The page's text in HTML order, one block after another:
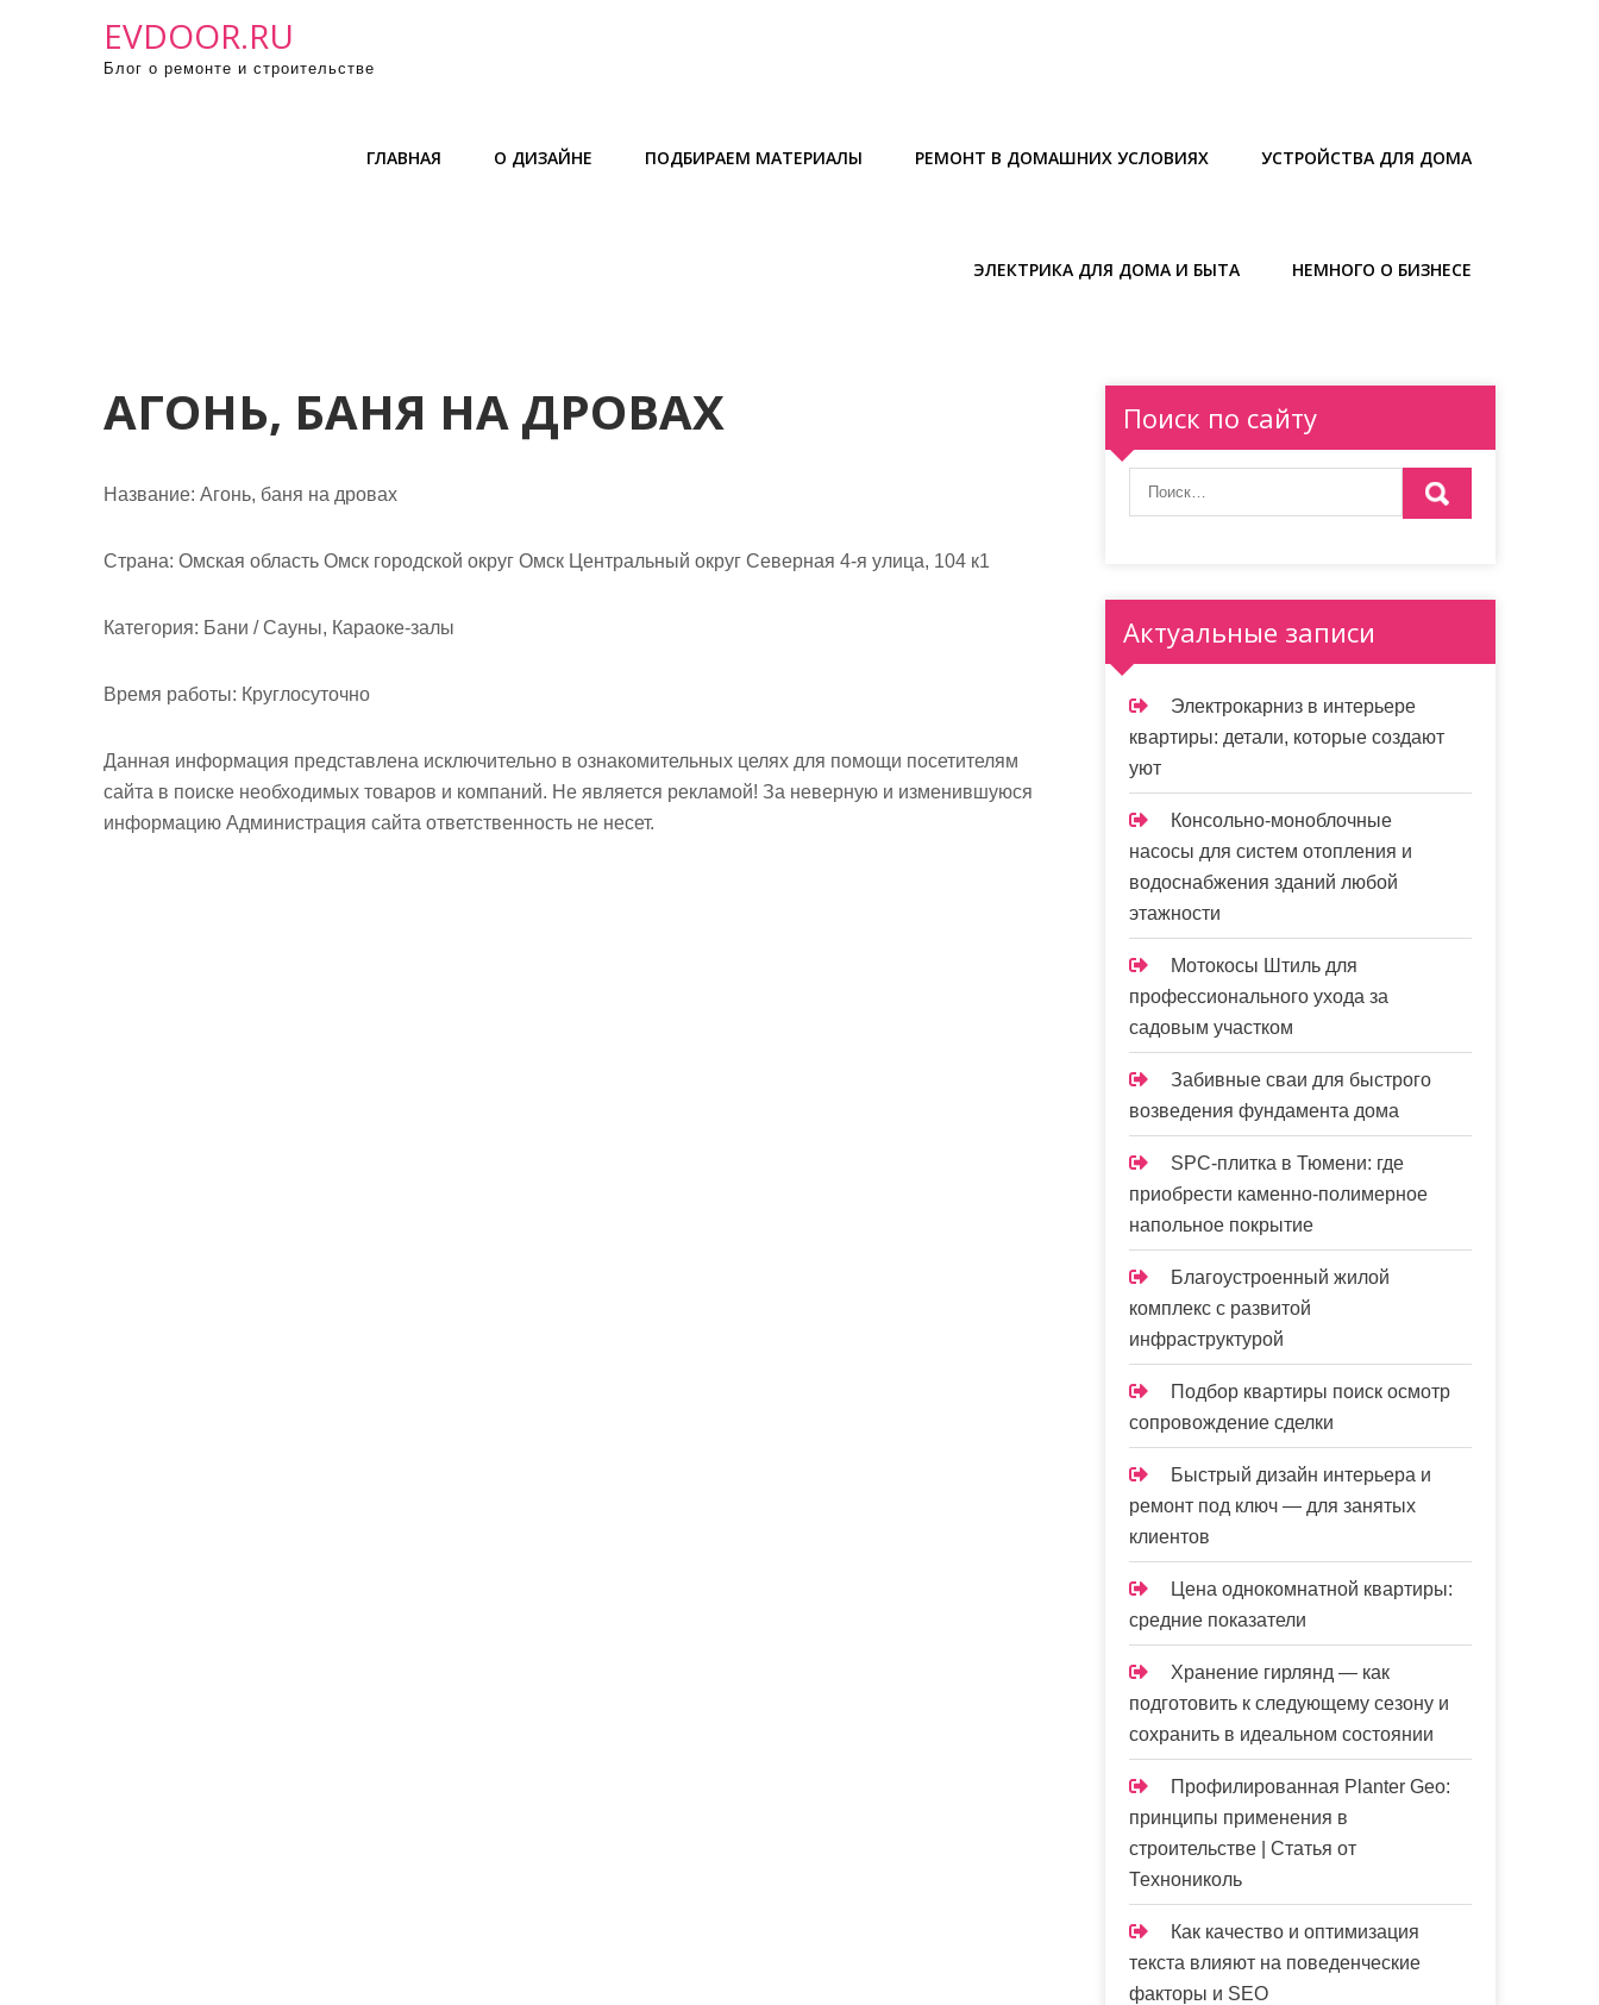
EVDOOR.RU
Блог о ремонте и строительстве
ГЛАВНАЯ О ДИЗАЙНЕ ПОДБИРАЕМ МАТЕРИАЛЫ РЕМОНТ В ДОМАШНИХ УСЛОВИЯХ УСТРОЙСТВА ДЛЯ ДОМА
ЭЛЕКТРИКА ДЛЯ ДОМА И БЫТА НЕМНОГО О БИЗНЕСЕ
АГОНЬ, БАНЯ НА ДРОВАХ
Название: Агонь, баня на дровах
Страна: Омская область Омск городской округ Омск Центральный округ Северная 4-я улица, 104 к1
Категория: Бани / Сауны, Караоке-залы
Время работы: Круглосуточно
Данная информация представлена исключительно в ознакомительных целях для помощи посетителям
сайта в поиске необходимых товаров и компаний. Не является рекламой! За неверную и изменившуюся
информацию Администрация сайта ответственность не несет.
Поиск по сайту
Актуальные записи
Электрокарниз в интерьере
квартиры: детали, которые создают
уют
Консольно-моноблочные
насосы для систем отопления и
водоснабжения зданий любой
этажности
Мотокосы Штиль для
профессионального ухода за
садовым участком
Забивные сваи для быстрого
возведения фундамента дома
SPC-плитка в Тюмени: где
приобрести каменно-полимерное
напольное покрытие
Благоустроенный жилой
комплекс с развитой
инфраструктурой
Подбор квартиры поиск осмотр
сопровождение сделки
Быстрый дизайн интерьера и
ремонт под ключ — для занятых
клиентов
Цена однокомнатной квартиры:
средние показатели
Хранение гирлянд — как
подготовить к следующему сезону и
сохранить в идеальном состоянии
Профилированная Planter Geo:
принципы применения в
строительстве | Статья от
Технониколь
Как качество и оптимизация
текста влияют на поведенческие
факторы и SEO